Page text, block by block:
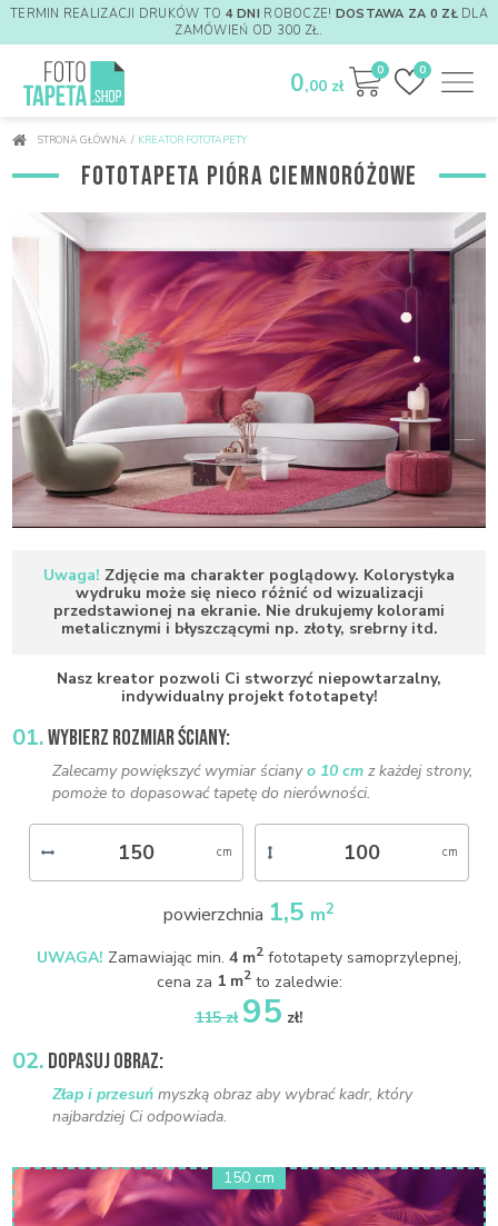
TERMIN REALIZACJI DRUKÓW TO 4 DNI ROBOCZE! DOSTAWA ZA 0 ZŁDLA
ZAMÓWIEŃ OD 300 ZŁ.
0
0
0,00 zł
STRONA GŁÓWNA / KREATOR FOTOTAPETY
FOTOTAPETA PIÓRA CIEMNORÓŻOWE
Uwaga! Zdjęcie ma charakter poglądowy. Kolorystyka
wydruku może się nieco różnić od wizualizacji
przedstawionej na ekranie. Nie drukujemy kolorami
metalicznymi i błyszczącymi np. złoty, srebrny itd.
Nasz kreator pozwoli Ci stworzyć niepowtarzalny,
indywidualny projekt fototapety!
01.WYBIERZ ROZMIAR ŚCIANY:
Zalecamy powiększyć wymiar ścianyo 10 cm z każdej strony,
pomoże to dopasować tapetę do nierówności.
powierzchnia 1,5 m2
UWAGA! Zamawiając min. 4 m2 fototapety samoprzylepnej,
cena za 1 m2to zaledwie:
115 zł 95 zł!
02. DOPASUJ OBRAZ:
Złap i przesuń myszką obraz aby wybrać kadr, który
najbardziej Ci odpowiada.